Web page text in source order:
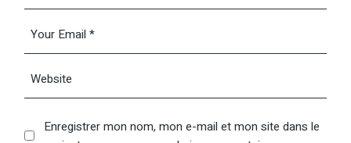
Enregistrer mon nom, mon e-mail et mon site dans le